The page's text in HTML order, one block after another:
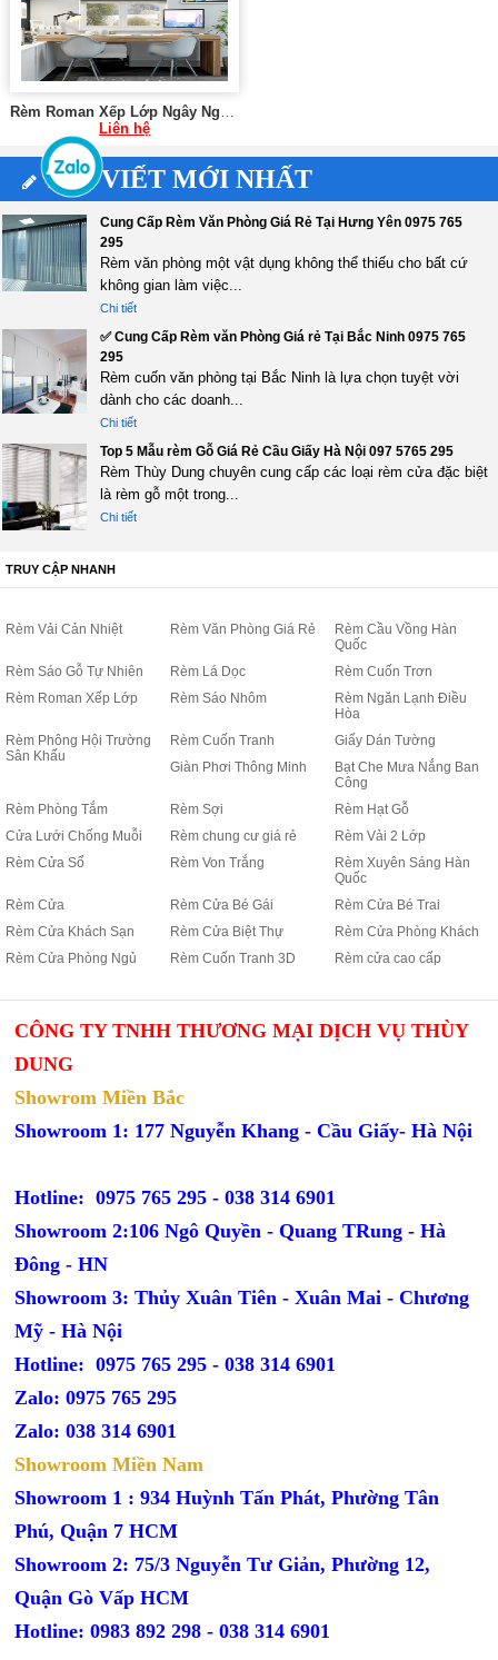
Liên hệ
BÀI VIẾT MỚI NHẤT
Cung Cấp Rèm Văn Phòng Giá Rẻ Tại Hưng Yên 0975 765
295
Rèm văn phòng một vật dụng không thể thiếu cho bất cứ
không gian làm việc...
Chi tiết
✅ Cung Cấp Rèm văn Phòng Giá rẻ Tại Bắc Ninh 0975 765
295
Rèm cuốn văn phòng tại Bắc Ninh là lựa chọn tuyệt vời
dành cho các doanh...
Chi tiết
Top 5 Mẫu rèm Gỗ Giá Rẻ Cầu Giấy Hà Nội 097 5765 295
Rèm Thùy Dung chuyên cung cấp các loại rèm cửa đặc biệt
là rèm gỗ một trong...
Chi tiết
TRUY CẬP NHANH
Rèm Vải Cản Nhiệt Rèm Văn Phòng Giá Rẻ
Rèm Cầu Vồng Hàn
Quốc
Rèm Sáo Gỗ Tự Nhiên
Rèm Lá Dọc
Rèm Cuốn Trơn
Rèm Roman Xếp Lớp
Rèm Sáo Nhôm
Rèm Ngăn Lạnh Điều
Hòa
Rèm Phông Hội Trường
Sân Khấu
Rèm Cuốn Tranh
Giấy Dán Tường
Giàn Phơi Thông Minh
Bạt Che Mưa Nắng Ban
Công
Rèm Phòng Tắm
Rèm Sợi
Rèm Hạt Gỗ
Cửa Lưới Chống Muỗi
Rèm chung cư giá rẻ
Rèm Vải 2 Lớp
Rèm Cửa Sổ
Rèm Von Trắng
Rèm Xuyên Sáng Hàn
Quốc
Rèm Cửa
Rèm Cửa Bé Gái
Rèm Cửa Bé Trai
Rèm Cửa Khách Sạn
Rèm Cửa Biệt Thự
Rèm Cửa Phòng Khách
Rèm Cửa Phòng Ngủ
Rèm Cuốn Tranh 3D Rèm cửa cao cấp
CÔNG TY TNHH THƯƠNG MẠI DỊCH VỤ THÙY
DUNG
Showrom Miền Bắc
Showroom 1: 177 Nguyễn Khang - Cầu Giấy- Hà Nội
Hotline: 0975 765 295 -038 314 6901
Showroom 2:106 Ngô Quyền - Quang TRung - Hà
Đông - HN
Showroom 3: Thủy Xuân Tiên - Xuân Mai - Chương
Mỹ - Hà Nội
Hotline: 0975 765 295 -038 314 6901
Zalo: 0975 765 295
Zalo: 038 314 6901
Showroom Miền Nam
Showroom 1 : 934 Huỳnh Tấn Phát, Phường Tân
Phú, Quận 7 HCM
Showroom 2: 75/3 Nguyễn Tư Giản, Phường 12,
Quận Gò Vấp HCM
Hotline: 0983 892 298 - 038 314 6901